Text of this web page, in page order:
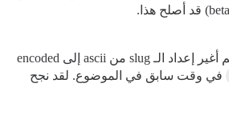
ومن المثير للاهتمام… لم أغير إعداد الـ slug من ascii إلى encoded
في وقت سابق في الموضوع. لقد نجح